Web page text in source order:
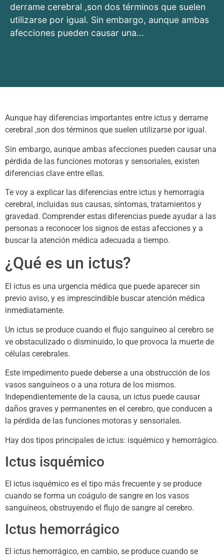
derrame cerebral ,son dos términos que suelen
utilizarse por igual. Sin embargo, aunque ambas
afecciones pueden causar una...
Aunque hay diferencias importantes entre ictus y derrame
cerebral ,son dos términos que suelen utilizarse por igual.
Sin embargo, aunque ambas afecciones pueden causar una
pérdida de las funciones motoras y sensoriales, existen
diferencias clave entre ellas.
Te voy a explicar las diferencias entre ictus y hemorragia
cerebral, incluidas sus causas, síntomas, tratamientos y
gravedad. Comprender estas diferencias puede ayudar a las
personas a reconocer los signos de estas afecciones y a
buscar la atención médica adecuada a tiempo.
¿Qué es un ictus?
El ictus es una urgencia médica que puede aparecer sin
previo aviso, y es imprescindible buscar atención médica
inmediatamente.
Un ictus se produce cuando el flujo sanguíneo al cerebro se
ve obstaculizado o disminuido, lo que provoca la muerte de
células cerebrales.
Este impedimento puede deberse a una obstrucción de los
vasos sanguíneos o a una rotura de los mismos.
Independientemente de la causa, un ictus puede causar
daños graves y permanentes en el cerebro, que conducen a
la pérdida de las funciones motoras y sensoriales.
Hay dos tipos principales de ictus: isquémico y hemorrágico.
Ictus isquémico
El ictus isquémico es el tipo más frecuente y se produce
cuando se forma un coágulo de sangre en los vasos
sanguíneos, obstruyendo el flujo de sangre al cerebro.
Ictus hemorrágico
El ictus hemorrágico, en cambio, se produce cuando se